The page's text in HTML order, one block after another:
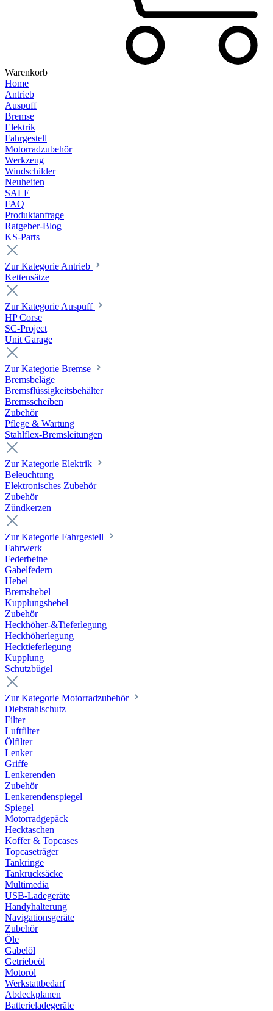
Warenkorb
Home
Antrieb
Auspuff
Bremse
Elektrik
Fahrgestell
Motorradzubehör
Werkzeug
Windschilder
Neuheiten
SALE
FAQ
Produktanfrage
Ratgeber-Blog
KS-Parts
Zur Kategorie Antrieb
Kettensätze
Zur Kategorie Auspuff
HP Corse
SC-Project
Unit Garage
Zur Kategorie Bremse
Bremsbeläge
Bremsflüssigkeitsbehälter
Bremsscheiben
Zubehör
Pflege & Wartung
Stahlflex-Bremsleitungen
Zur Kategorie Elektrik
Beleuchtung
Elektronisches Zubehör
Zubehör
Zündkerzen
Zur Kategorie Fahrgestell
Fahrwerk
Federbeine
Gabelfedern
Hebel
Bremshebel
Kupplungshebel
Zubehör
Heckhöher-&Tieferlegung
Heckhöherlegung
Hecktieferlegung
Kupplung
Schutzbügel
Zur Kategorie Motorradzubehör
Diebstahlschutz
Filter
Luftfilter
Ölfilter
Lenker
Griffe
Lenkerenden
Zubehör
Lenkerendenspiegel
Spiegel
Motorradgepäck
Hecktaschen
Koffer & Topcases
Topcaseträger
Tankringe
Tankrucksäcke
Multimedia
USB-Ladegeräte
Handyhalterung
Navigationsgeräte
Zubehör
Öle
Gabelöl
Getriebeöl
Motoröl
Werkstattbedarf
Abdeckplanen
Batterieladegeräte